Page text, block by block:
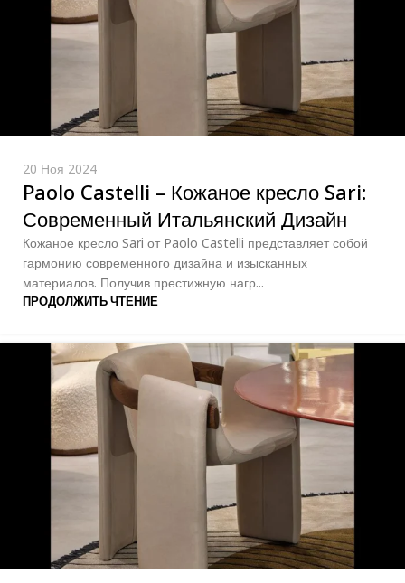
20 Ноя 2024
Paolo Castelli – Кожаное кресло Sari:
Современный Итальянский Дизайн
Кожаное кресло Sari от Paolo Castelli представляет собой
гармонию современного дизайна и изысканных
материалов. Получив престижную нагр...
ПРОДОЛЖИТЬ ЧТЕНИЕ